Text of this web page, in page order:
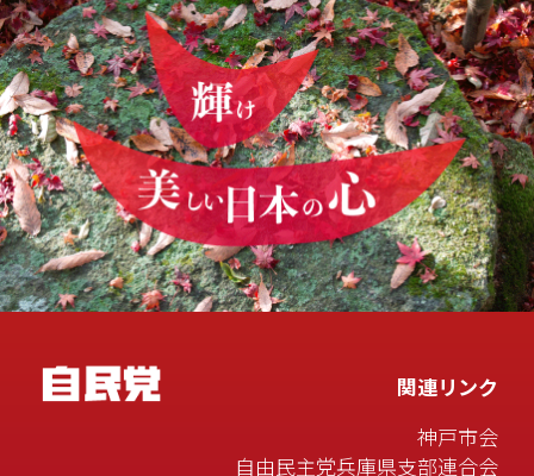
関連リンク
神戸市会
自由民主党兵庫県支部連合会